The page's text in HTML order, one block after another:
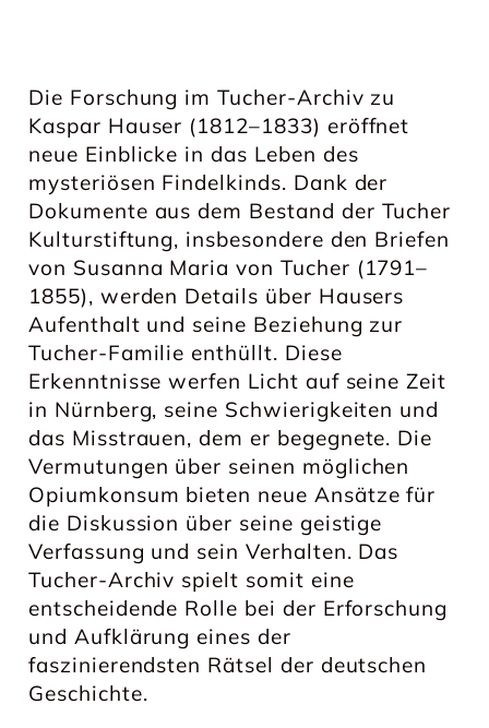
Die Forschung im Tucher-Archiv zu
Kaspar Hauser (1812–1833) eröffnet
neue Einblicke in das Leben des
mysteriösen Findelkinds. Dank der
Dokumente aus dem Bestand der Tucher
Kulturstiftung, insbesondere den Briefen
von Susanna Maria von Tucher (1791–
1855), werden Details über Hausers
Aufenthalt und seine Beziehung zur
Tucher-Familie enthüllt. Diese
Erkenntnisse werfen Licht auf seine Zeit
in Nürnberg, seine Schwierigkeiten und
das Misstrauen, dem er begegnete. Die
Vermutungen über seinen möglichen
Opiumkonsum bieten neue Ansätze für
die Diskussion über seine geistige
Verfassung und sein Verhalten. Das
Tucher-Archiv spielt somit eine
entscheidende Rolle bei der Erforschung
und Aufklärung eines der
faszinierendsten Rätsel der deutschen
Geschichte.